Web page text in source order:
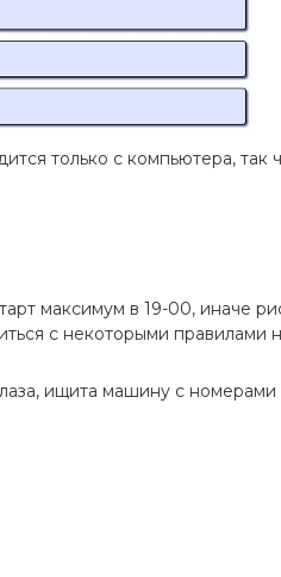
только с компьютера,
максимум в 19-00, иначе
с некоторыми правилами
ищита машину с номерами